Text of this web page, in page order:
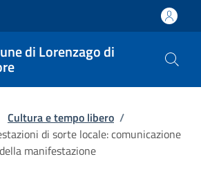
di Lorenzago di
Cultura e tempo libero /
di sorte locale: comunicazione
manifestazione